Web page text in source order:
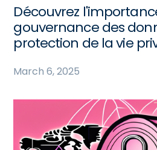
Découvrez
gouvernance des
protection de la vie
March 6, 2025